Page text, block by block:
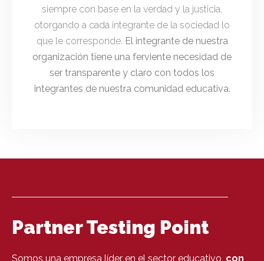
siempre con base en la verdad y la justicia,
otorgando a cada integrante de la sociedad lo
que le corresponde. El integrante de nuestra
organización tiene una ferviente necesidad de
ser transparente y claro con todos los
integrantes de nuestra comunidad educativa.
Partner Testing Point
Somos una empresa líder en el sector educativo, con